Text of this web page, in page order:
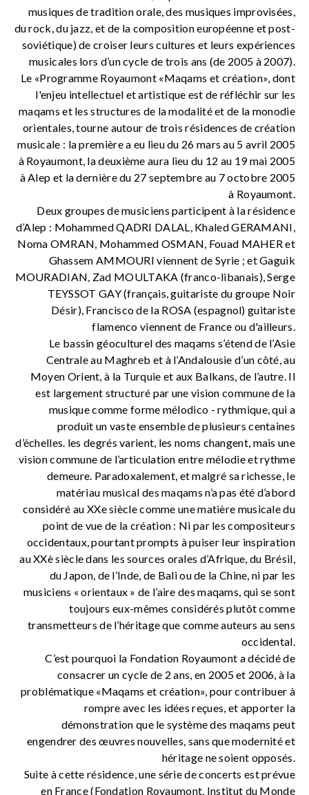
musiques de tradition orale, des musiques improvisées,
du rock, du jazz, et de la composition européenne et post-
soviétique) de croiser leurs cultures et leurs expériences
musicales lors d’un cycle de trois ans (de 2005 à 2007).
Le «Programme Royaumont «Maqams et création», dont
l'enjeu intellectuel et artistique est de réfléchir sur les
maqams et les structures de la modalité et de la monodie
orientales, tourne autour de trois résidences de création
musicale : la première a eu lieu du 26 mars au 5 avril 2005
à Royaumont, la deuxième aura lieu du 12 au 19 mai 2005
à Alep et la dernière du 27 septembre au 7 octobre 2005
à Royaumont.
Deux groupes de musiciens participent à la résidence
d’Alep : Mohammed QADRI DALAL, Khaled GERAMANI,
Noma OMRAN, Mohammed OSMAN, Fouad MAHER et
Ghassem AMMOURI viennent de Syrie ; et Gaguik
MOURADIAN, Zad MOULTAKA (franco-libanais), Serge
TEYSSOT GAY (français, guitariste du groupe Noir
Désir), Francisco de la ROSA (espagnol) guitariste
flamenco viennent de France ou d'ailleurs.
Le bassin géoculturel des maqams s’étend de l’Asie
Centrale au Maghreb et à l’Andalousie d’un côté, au
Moyen Orient, à la Turquie et aux Balkans, de l’autre. Il
est largement structuré par une vision commune de la
musique comme forme mélodico - rythmique, qui a
produit un vaste ensemble de plusieurs centaines
d’échelles. les degrés varient, les noms changent, mais une
vision commune de l’articulation entre mélodie et rythme
demeure. Paradoxalement, et malgré sa richesse, le
matériau musical des maqams n’a pas été d’abord
considéré au XXe siècle comme une matière musicale du
point de vue de la création : Ni par les compositeurs
occidentaux, pourtant prompts à puiser leur inspiration
au XXè siècle dans les sources orales d’Afrique, du Brésil,
du Japon, de l’Inde, de Bali ou de la Chine, ni par les
musiciens « orientaux » de l’aire des maqams, qui se sont
toujours eux-mêmes considérés plutôt comme
transmetteurs de l’héritage que comme auteurs au sens
occidental.
C’est pourquoi la Fondation Royaumont a décidé de
consacrer un cycle de 2 ans, en 2005 et 2006, à la
problématique «Maqams et création», pour contribuer à
rompre avec les idées reçues, et apporter la
démonstration que le système des maqams peut
engendrer des œuvres nouvelles, sans que modernité et
héritage ne soient opposés.
Suite à cette résidence, une série de concerts est prévue
en France (Fondation Royaumont, Institut du Monde